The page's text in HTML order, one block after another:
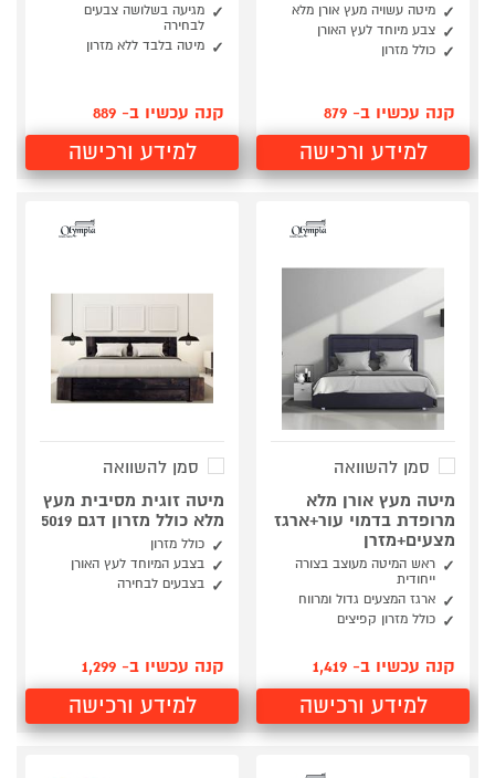
מיטה עשויה מעץ אורן מלא
צבע מיוחד לעץ האורן
כולל מזרון
קנה עכשיו ב- 879
למידע ורכישה
מגיעה בשלושה צבעים
לבחירה
מיטה בלבד ללא מזרון
קנה עכשיו ב- 889
למידע ורכישה
סמן להשוואה
מיטה מעץ אורן מלא
מרופדת בדמוי עור+ארגז
מצעים+מזרן
ראש המיטה מעוצב בצורה
ייחודית
ארגז המצעים גדול ומרווח
כולל מזרון קפיצים
קנה עכשיו ב- 1,419
למידע ורכישה
סמן להשוואה
מיטה זוגית מסיבית מעץ
מלא כולל מזרון דגם 5019
כולל מזרון
בצבע המיוחד לעץ האורן
בצבעים לבחירה
קנה עכשיו ב- 1,299
למידע ורכישה